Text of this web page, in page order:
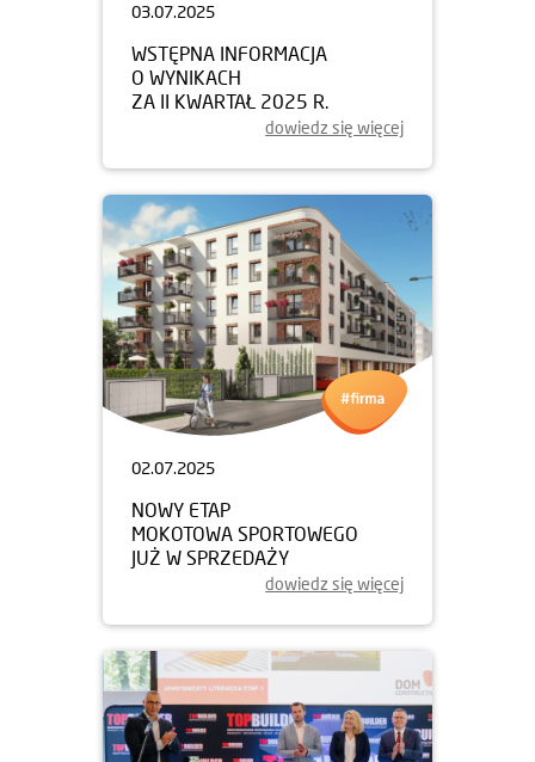
03.07.2025
WSTĘPNA INFORMACJA
O WYNIKACH
ZA II KWARTAŁ 2025 R.
dowiedz się więcej
02.07.2025
NOWY ETAP
MOKOTOWA SPORTOWEGO
JUŻ W SPRZEDAŻY
dowiedz się więcej